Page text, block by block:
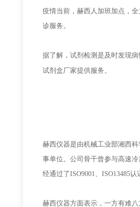
疫情当前，赫西人加班加点，
诊服务。
据了解，试剂检测是及时发现病
试剂盒厂家提供服务。
赫西仪器是由机械工业部湘西
事单位。公司骨干曾参与高速
经通过了ISO9001、ISO13485认
赫西仪器方面表示 ，一方有难